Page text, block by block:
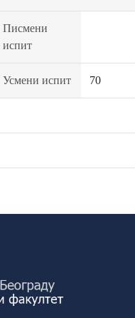
Писмени
испит
Усмени испит 70